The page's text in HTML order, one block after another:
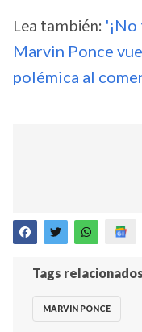
Lea también:
Marvin Ponce
polémica al
Tags relacionados
MARVIN PONCE